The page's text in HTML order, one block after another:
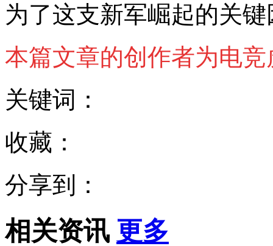
为了这支新军崛起的关
本篇文章的创作者为电
关键词：
收藏：
分享到：
相关资讯 更多